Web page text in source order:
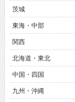
茨城
東海・中部
関西
北海道・東北
中国・四国
九州・沖縄